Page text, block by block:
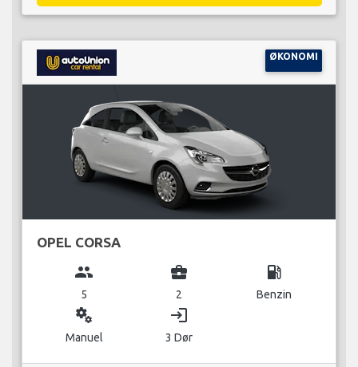
ØKONOMI
OPEL CORSA
group
5
business_center
2
local_gas_station
Benzin
miscellaneous_services
Manuel
login
3 Dør